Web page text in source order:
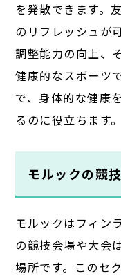
を発散できます。
のリフレッシュが
調整能力の向上、
健康的なスポーツ
で、身体的な健康
るのに役立ちます。
モルックの競
モルックはフィン
の競技会場や大会
場所です。このセ